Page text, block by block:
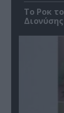
Το Ροκ